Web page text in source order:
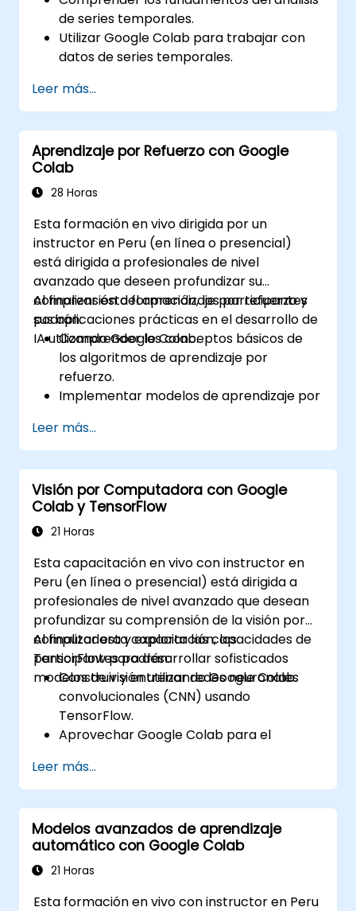
de series temporales.
Utilizar Google Colab para trabajar con
datos de series temporales.
tendencias de datos.
Utilizar la biblioteca Prophet de Facebook
para pronósticos flexibles.
Visualizar datos de series temporales y
los resultados del pronóstico.
Leer más...
Aprendizaje por Refuerzo con Google
Colab
28 Horas
Esta formación en vivo dirigida por un
instructor en Peru (en línea o presencial)
está dirigida a profesionales de nivel
avanzado que deseen profundizar su
comprensión del aprendizaje por refuerzo y
sus aplicaciones prácticas en el desarrollo de
IA utilizando Google Colab.
Al finalizar esta formación, los participantes
podrán:
Comprender los conceptos básicos de
los algoritmos de aprendizaje por
refuerzo.
Implementar modelos de aprendizaje por
Gym.
Desarrollar agentes inteligentes que
aprendan mediante ensayo y error.
Optimizar el rendimiento de los agentes
utilizando técnicas avanzadas como Q-
learning y redes neuronales profundas Q
Entrenar agentes en entornos simulados
utilizando OpenAI Gym.
Desplegar modelos de aprendizaje por
refuerzo para aplicaciones del mundo
real.
Leer más...
Visión por Computadora con Google
Colab y TensorFlow
21 Horas
Esta capacitación en vivo con instructor en
Peru (en línea o presencial) está dirigida a
profesionales de nivel avanzado que desean
profundizar su comprensión de la visión por
computadora y explorar las capacidades de
TensorFlow para desarrollar sofisticados
modelos de visión utilizando Google Colab.
Al finalizar esta capacitación, los
participantes podrán:
Construir y entrenar redes neuronales
convolucionales (CNN) usando
TensorFlow.
Aprovechar Google Colab para el
eficientes en la nube.
Implementar técnicas de
preprocesamiento de imágenes para
tareas de visión por computadora.
Desplegar modelos de visión por
computadora para aplicaciones del
Utilizar el aprendizaje por transferencia
Leer más...
Modelos avanzados de aprendizaje
automático con Google Colab
21 Horas
Esta formación en vivo con instructor en Peru